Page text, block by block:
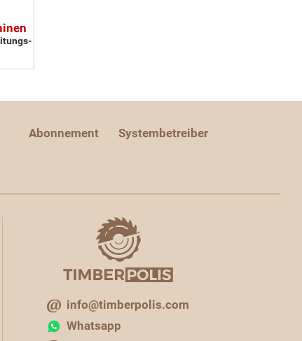
Abonnement Systembetreiber
info@timberpolis.com
Whatsapp